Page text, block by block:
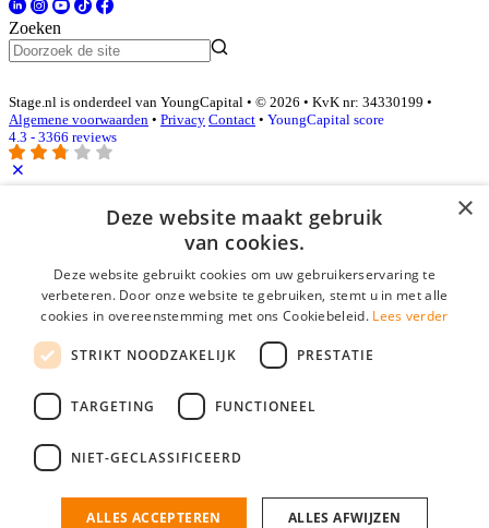
Zoeken
Stage.nl is onderdeel van YoungCapital • © 2026 • KvK nr: 34330199 •
Algemene voorwaarden • Privacy Contact • YoungCapital score
4.3 - 3366 reviews
Inloggen als bedrijf
Wachtwoord
login gegevens onthouden
login
Bedrijf aanmelden
nieuwe collega/werknemer zo gevonden!
×
Deze website maakt gebruik
van cookies.
Deze website gebruikt cookies om uw gebruikerservaring te
verbeteren. Door onze website te gebruiken, stemt u in met alle
cookies in overeenstemming met ons Cookiebeleid. Lees verder
STRIKT NOODZAKELIJK PRESTATIE
TARGETING FUNCTIONEEL
NIET-GECLASSIFICEERD
ALLES ACCEPTEREN ALLES AFWIJZEN